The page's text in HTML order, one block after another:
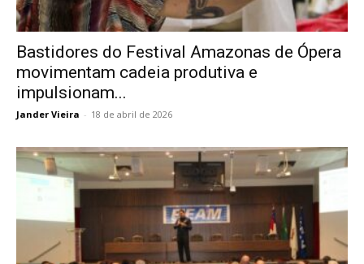
Bastidores do Festival Amazonas de Ópera
movimentam cadeia produtiva e
impulsionam...
Jander Vieira - 18 de abril de 2026